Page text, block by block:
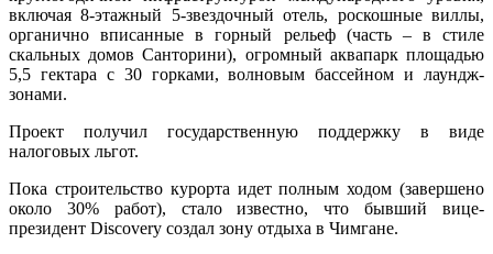
включая 8-этажный 5-звездочный отель, роскошные виллы,
органично вписанные в горный рельеф (часть – в стиле
скальных домов Санторини), огромный аквапарк площадью
5,5 гектара с 30 горками, волновым бассейном и лаундж-
зонами.
Проект получил государственную поддержку в виде
налоговых льгот.
Пока строительство курорта идет полным ходом (завершено
около 30% работ), стало известно, что бывший вице-
президент Discovery создал зону отдыха в Чимгане.